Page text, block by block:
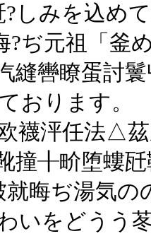
?しみを込め
?ぢ元祖「釜
縫轡瞭蛋討
おります。
襪泙任法△
撞╂畍堕螻瓩
就晦ぢ湯気
いをどうう